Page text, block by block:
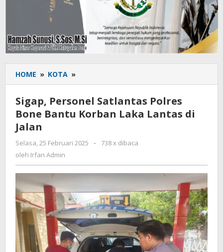
HOME » KOTA »
Personel
Satlantas
Polres
Bone
Laka
di
Jalan
Sigap, Personel Satlantas Polres
Bone Bantu Korban Laka Lantas di
Jalan
Selasa, 25 Februari 2025
oleh
-
738 x dibaca
oleh Irfan Admin